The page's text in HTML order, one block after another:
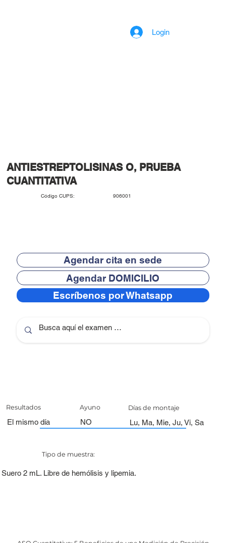
Login
ANTIESTREPTOLISINAS O, PRUEBA
CUANTITATIVA
Código CUPS: 906001
Agendar cita en sede
Agendar DOMICILIO
Escríbenos por Whatsapp
Resultados
El mismo día
Días de montaje
Lu, Ma, Mie, Ju, Vi, Sa
Ayuno
NO
Tipo de muestra:
Suero 2 mL. Libre de hemólisis y lipemia.